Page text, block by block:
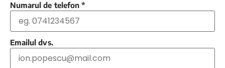
Numarul de telefon *
Emailul dvs.